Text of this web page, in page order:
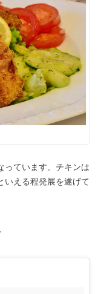
っています。チキンは
いえる程発展を遂げて